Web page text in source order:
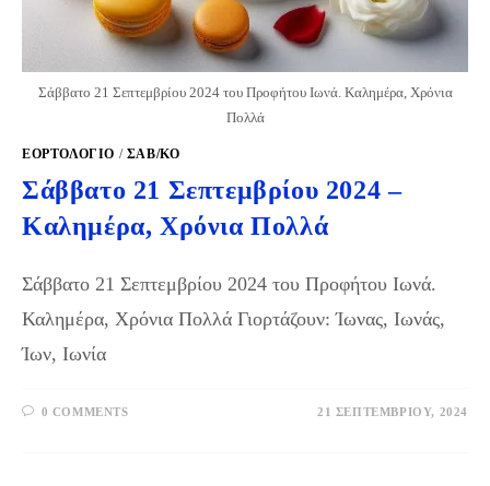
Σάββατο 21 Σεπτεμβρίου 2024 του Προφήτου Ιωνά. Καλημέρα, Χρόνια
Πολλά
ΕΟΡΤΟΛΟΓΙΟ / ΣΑΒ/ΚΟ
Σάββατο 21 Σεπτεμβρίου 2024 –
Καλημέρα, Χρόνια Πολλά
Σάββατο 21 Σεπτεμβρίου 2024 του Προφήτου Ιωνά.
Καλημέρα, Χρόνια Πολλά Γιορτάζουν: Ίωνας, Ιωνάς,
Ίων, Ιωνία
0 COMMENTS 21 ΣΕΠΤΕΜΒΡΊΟΥ, 2024